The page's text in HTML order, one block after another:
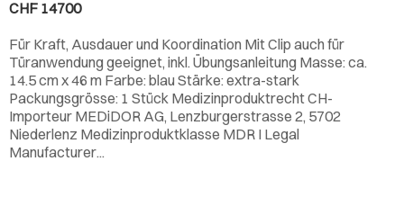
CHF 14700
Für Kraft, Ausdauer und Koordination Mit Clip auch für
Türanwendung geeignet, inkl. Übungsanleitung Masse: ca.
14.5 cm x 46 m Farbe: blau Stärke: extra-stark
Packungsgrösse: 1 Stück Medizinproduktrecht CH-
Importeur MEDiDOR AG, Lenzburgerstrasse 2, 5702
Niederlenz Medizinproduktklasse MDR I Legal
Manufacturer...